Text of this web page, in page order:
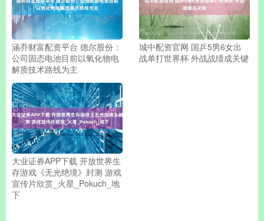
涵乔财富配资平台 德尔股份：
公司固态电池目前以氧化物电
解质技术路线为主
城中配资官网 国乒5男6女出
战单打世界杯 外战战绩成关键
大业证券APP下载 开放世界生
存游戏《无光绝境》封测 游戏
宣传片欣赏_火星_Pokuch_地
下